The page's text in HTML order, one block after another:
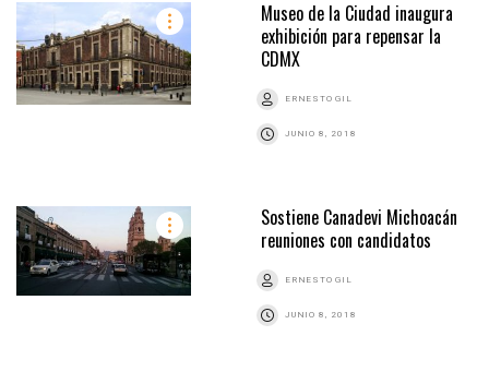
Museo de la Ciudad inaugura
exhibición para repensar la
CDMX
ERNESTO GIL
JUNIO 8, 2018
Sostiene Canadevi Michoacán
reuniones con candidatos
ERNESTO GIL
JUNIO 8, 2018